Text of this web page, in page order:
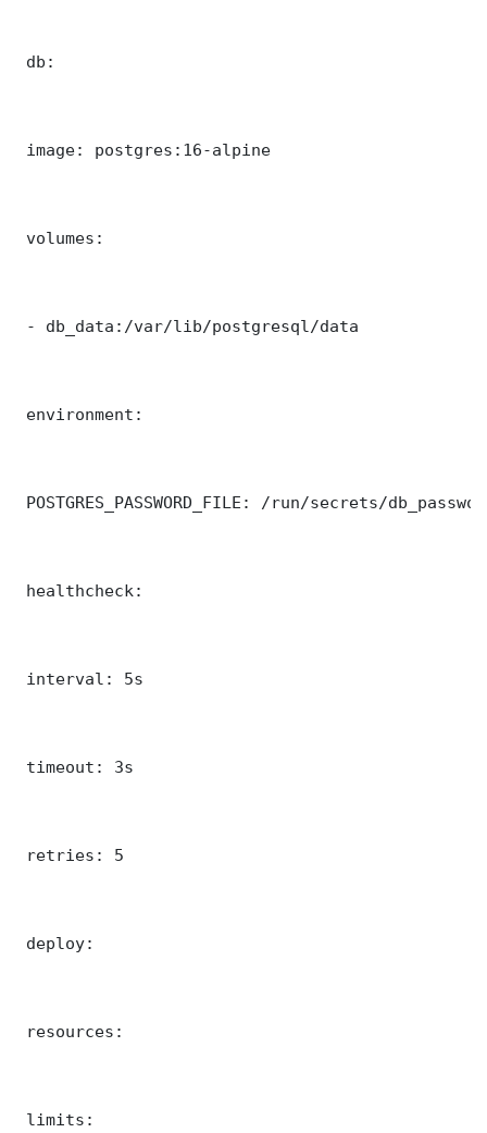
db:
image: postgres:16-alpine
volumes:
- db_data:/var/lib/postgresql/data
environment:
POSTGRES_PASSWORD_FILE: /run/secrets/
healthcheck:
interval: 5s
timeout: 3s
retries: 5
deploy:
resources:
limits: